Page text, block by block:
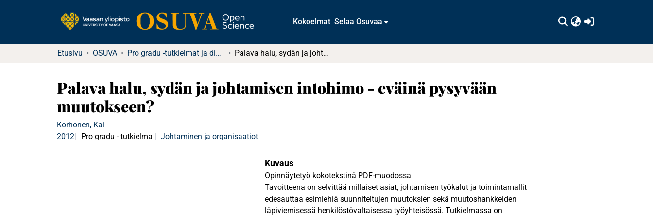
Kokoelmat Selaa Osuvaa
Etusivu OSUVA Pro gradu -tutkielmat ja diplomityöt (rajattu saatavuus) Palava halu, sydän ja johtamisen intohimo - eväinä pysyvään muutokseen?
Palava halu, sydän ja johtamisen intohimo - eväinä pysyvään
muutokseen?
Korhonen, Kai
2012
Pro gradu - tutkielma Johtaminen ja organisaatiot
Kuvaus
Opinnäytetyö kokotekstinä PDF-muodossa.
Tavoitteena on selvittää millaiset asiat, johtamisen työkalut ja toimintamallit
edesauttaa esimiehiä suunniteltujen muutoksien sekä muutoshankkeiden
läpiviemisessä henkilöstövaltaisessa työyhteisössä. Tutkielmassa on